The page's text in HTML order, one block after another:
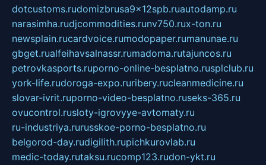
dotcustoms.rudomizbrusa9x12spb.ruautodamp.ru
narasimha.rudjcommodities.runv750.rux-ton.ru
newsplain.rucardvoice.rumodopaper.rumanunae.ru
gbget.rualfeihavsalnassr.rumadoma.rutajuncos.ru
petrovkasports.ruporno-online-besplatno.rusplclub.ru
york-life.rudoroga-expo.ruribery.rucleanmedicine.ru
slovar-ivrit.ruporno-video-besplatno.ruseks-365.ru
ovucontrol.rusloty-igrovyye-avtomaty.ru
ru-industriya.rurusskoe-porno-besplatno.ru
belgorod-day.rudigilith.rupichkurovlab.ru
medic-today.rutaksu.rucomp123.rudon-ykt.ru